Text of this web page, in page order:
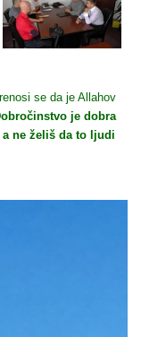
se da je Allahov
je dobra
ne želiš da to ljudi